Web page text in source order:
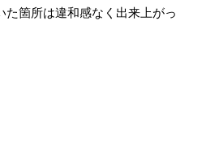
た箇所は違和感なく出来上がっ